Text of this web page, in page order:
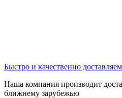
Быстро и качественно доставляем
Наша компания производит
ближнему зарубежью